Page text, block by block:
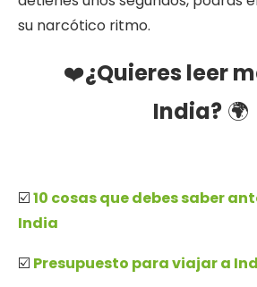
su narcótico ritmo.
❤️️¿Quieres leer
India?🌍
☑️10 cosas que debes saber
India
☑️ Presupuesto para viajar a